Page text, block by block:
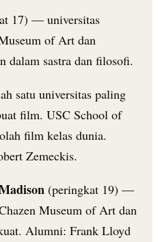
17) — universitas
of Art dan
dalam sastra dan filosofi.
satu universitas paling
film. USC School of
film kelas dunia.
Zemeckis.
(peringkat 19) —
Museum of Art dan
Alumni: Frank Lloyd